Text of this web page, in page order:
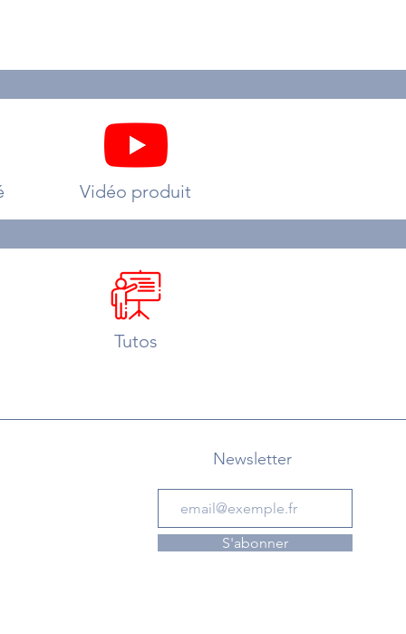
Vidéo produit
Tutos
Newsletter
S'abonner